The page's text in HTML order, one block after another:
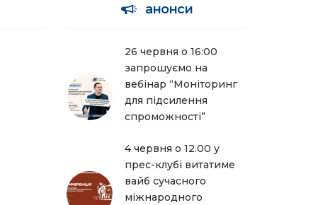
анонси
26 червня о 16:00
запрошуємо на
вебінар “Моніторинг
для підсилення
спроможності”
4 червня о 12.00 у
прес-клубі витатиме
вайб сучасного
міжнародного